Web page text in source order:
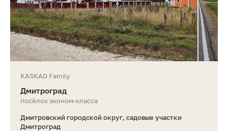
KASKAD Family
Дмитроград
посёлок эконом-класса
Дмитровский городской округ, садовые участки
Дмитроград